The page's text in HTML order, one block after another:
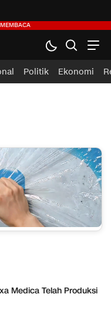
Politik Ekonomi
Medica Telah Produksi